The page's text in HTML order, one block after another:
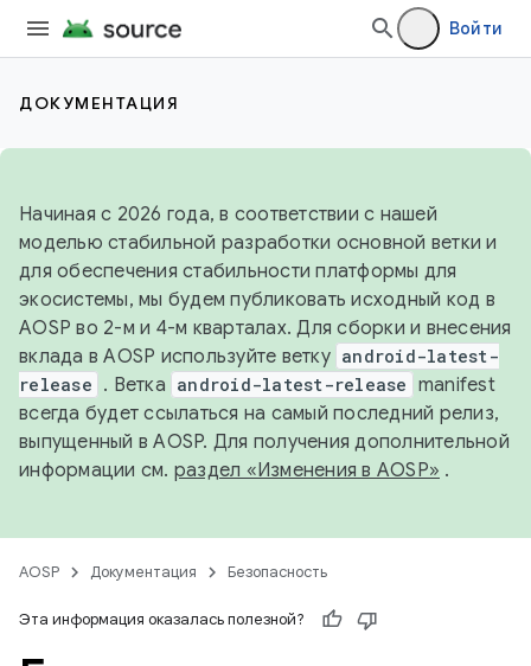
Войти
ДОКУМЕНТАЦИЯ
Начиная с 2026 года, в соответствии с нашей
моделью стабильной разработки основной ветки и
для обеспечения стабильности платформы для
экосистемы, мы будем публиковать исходный код в
AOSP во 2-м и 4-м кварталах. Для сборки и внесения
вклада в AOSP используйте ветку android-latest-
release . Ветка android-latest-release manifest
всегда будет ссылаться на самый последний релиз,
выпущенный в AOSP. Для получения дополнительной
информации см. раздел «Изменения в AOSP» .
AOSP Документация Безопасность
Эта информация оказалась полезной?